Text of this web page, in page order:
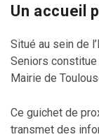
Un accueil
Situé au sein de
Seniors constitue
Mairie de
Ce guichet de
transmet des